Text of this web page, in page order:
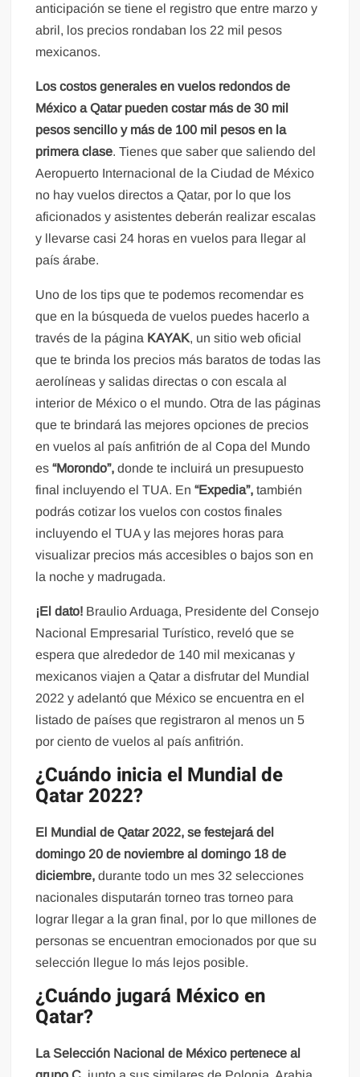
anticipación se tiene el registro que entre marzo y
abril, los precios rondaban los 22 mil pesos
mexicanos.
Los costos generales en vuelos redondos de
México a Qatar pueden costar más de 30 mil
pesos sencillo y más de 100 mil pesos en la
primera clase. Tienes que saber que saliendo del
Aeropuerto Internacional de la Ciudad de México
no hay vuelos directos a Qatar, por lo que los
aficionados y asistentes deberán realizar escalas
y llevarse casi 24 horas en vuelos para llegar al
país árabe.
Uno de los tips que te podemos recomendar es
que en la búsqueda de vuelos puedes hacerlo a
través de la página KAYAK, un sitio web oficial
que te brinda los precios más baratos de todas las
aerolíneas y salidas directas o con escala al
interior de México o el mundo. Otra de las páginas
que te brindará las mejores opciones de precios
en vuelos al país anfitrión de al Copa del Mundo
es “Morondo”, donde te incluirá un presupuesto
final incluyendo el TUA. En“Expedia”, también
podrás cotizar los vuelos con costos finales
incluyendo el TUA y las mejores horas para
visualizar precios más accesibles o bajos son en
la noche y madrugada.
¡El dato! Braulio Arduaga, Presidente del Consejo
Nacional Empresarial Turístico, reveló que se
espera que alrededor de 140 mil mexicanas y
mexicanos viajen a Qatar a disfrutar del Mundial
2022 y adelantó que México se encuentra en el
listado de países que registraron al menos un 5
por ciento de vuelos al país anfitrión.
¿Cuándo inicia el Mundial de
Qatar 2022?
El Mundial de Qatar 2022, se festejará del
domingo 20 de noviembre al domingo 18 de
diciembre,durante todo un mes 32 selecciones
nacionales disputarán torneo tras torneo para
lograr llegar a la gran final, por lo que millones de
personas se encuentran emocionados por que su
selección llegue lo más lejos posible.
¿Cuándo jugará México en
Qatar?
La Selección Nacional de México pertenece al